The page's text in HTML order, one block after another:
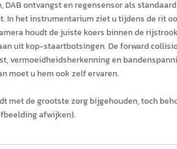
DAB ontvangst en regensensor als
In het instrumentarium ziet u tijdens de rit
houdt de juiste koers binnen de
uit kop-staartbotsingen. De forward
vermoeidheidsherkenning en
moet u hem ook zelf ervaren.
met de grootste zorg bijgehouden, toch
afwijken).